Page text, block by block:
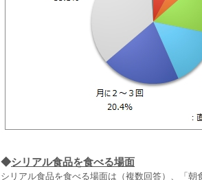
◆シリアル食品を食べる場面
シリアル食品を食べる場面は（複数回答）、「